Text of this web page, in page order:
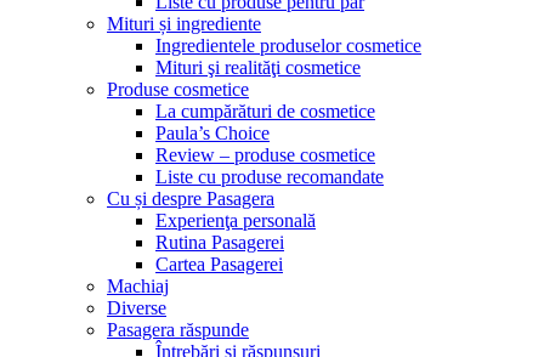
Mituri și ingrediente
Ingredientele produselor cosmetice
Mituri şi realităţi cosmetice
Produse cosmetice
La cumpărături de cosmetice
Paula’s Choice
Review – produse cosmetice
Liste cu produse recomandate
Cu și despre Pasagera
Experienţa personală
Rutina Pasagerei
Cartea Pasagerei
Machiaj
Diverse
Pasagera răspunde
Întrebări și răspunsuri